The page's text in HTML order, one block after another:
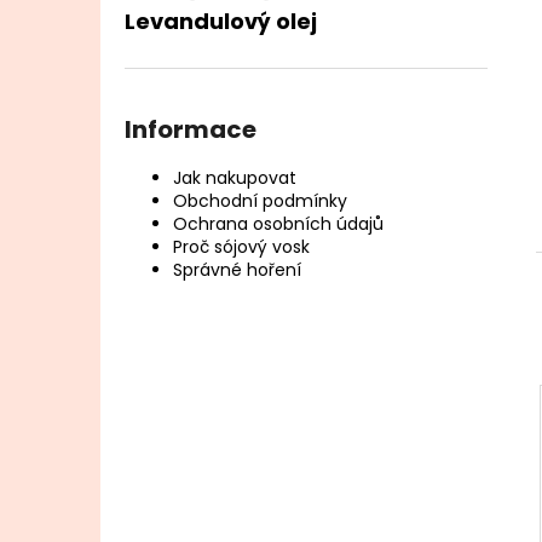
Levandulový olej
Informace
Jak nakupovat
Obchodní podmínky
Ochrana osobních údajů
Proč sójový vosk
Správné hoření